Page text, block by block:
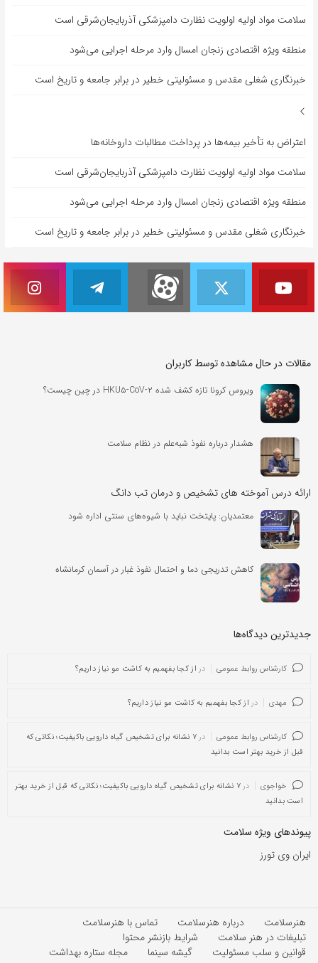
سلامت مواد اولیه اولویت نظارت دامپزشکی آذربایجان‌شرقی است
منطقه ویژه اقتصادی زنجان امسال وارد مرحله اجرایی می‌شود
خبرنگاری شغلی مقدس و مسئولیتی خطیر در برابر جامعه و تاریخ است
اعتراض به تأخیر بیمه‌ها در پرداخت مطالبات داروخانه‌ها
سلامت مواد اولیه اولویت نظارت دامپزشکی آذربایجان‌شرقی است
منطقه ویژه اقتصادی زنجان امسال وارد مرحله اجرایی می‌شود
خبرنگاری شغلی مقدس و مسئولیتی خطیر در برابر جامعه و تاریخ است
مقالات در حال مشاهده توسط کاربران
ویروس کرونا تازه کشف شده HKU۵-CoV-۲ در چین چیست؟
هشدار درباره نفوذ شبه‌علم در نظام سلامت
ارائه درس آموخته های تشخیص و درمان تب دانگ
معتمدیان: پایتخت نباید با شیوه‌های سنتی اداره شود
کاهش تدریجی دما و احتمال نفوذ غبار در آسمان کرمانشاه
جدیدترین دیدگاه‌‌ها
کارشناس روابط عمومی در از کجا بفهمیم به کاشت مو نیاز داریم؟
مهدی در از کجا بفهمیم به کاشت مو نیاز داریم؟
کارشناس روابط عمومی در
۷ نشانه برای تشخیص گیاه دارویی باکیفیت؛ نکاتی که
قبل از خرید بهتر است بدانید
خواجوی در
۷ نشانه برای تشخیص گیاه دارویی باکیفیت؛ نکاتی که قبل از خرید بهتر
است بدانید
پیوندهای ویژه سلامت
ایران وی تورز
هنرسلامت درباره هنرسلامت
تماس با هنرسلامت
تبلیغات در هنر سلامت
شرایط بازنشر محتوا
قوانین و سلب مسئولیت
گیشه سینما مجله ستاره بهداشت